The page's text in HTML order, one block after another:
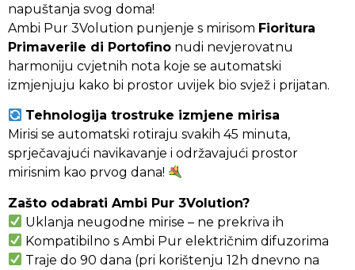
napuštanja svog doma!
Ambi Pur 3Volution punjenje s mirisom Fioritura
Primaverile di Portofino nudi nevjerovatnu
harmoniju cvjetnih nota koje se automatski
izmjenjuju kako bi prostor uvijek bio svjež i prijatan.
Tehnologija trostruke izmjene mirisa
Mirisi se automatski rotiraju svakih 45 minuta,
sprječavajući navikavanje i održavajući prostor
mirisnim kao prvog dana!
Zašto odabrati Ambi Pur 3Volution?
Uklanja neugodne mirise – ne prekriva ih
Kompatibilno s Ambi Pur električnim difuzorima
Traje do 90 dana (pri korištenju 12h dnevno na